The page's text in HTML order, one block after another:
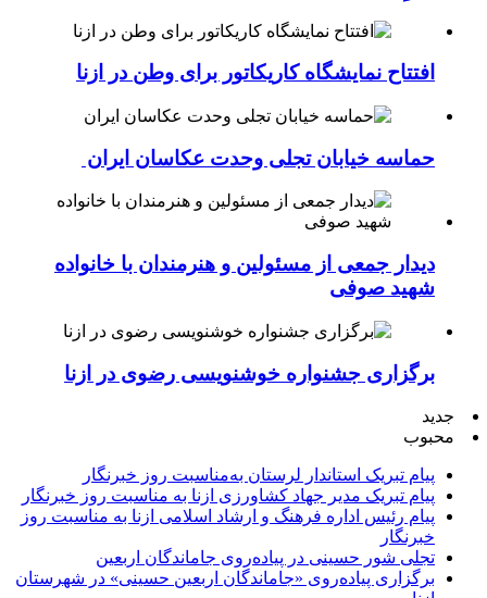
افتتاح نمایشگاه کاریکاتور برای وطن در ازنا
حماسه خیابان تجلی وحدت عکاسان ایران
دیدار جمعی از مسئولین و هنرمندان با خانواده
شهید صوفی
برگزاری جشنواره خوشنویسی رضوی در ازنا
جدید
محبوب
پیام تبریک استاندار لرستان به‌مناسبت روز خبرنگار
پیام تبریک مدیر جهاد کشاورزی ازنا به مناسبت روز خبرنگار
پیام رئیس اداره فرهنگ و ارشاد اسلامی ازنا به مناسبت روز
خبرنگار
تجلی شور حسینی در پیاده‌روی جاماندگان اربعین
برگزاری پیاده‌روی «جاماندگان اربعین حسینی» در شهرستان